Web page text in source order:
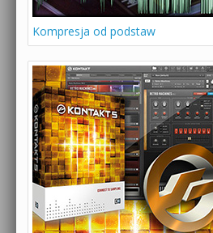
Kompresja od podstaw